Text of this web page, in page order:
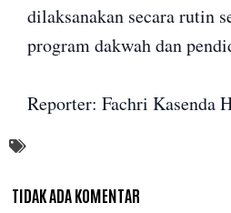
dilaksanakan secara rutin
program dakwah dan
Reporter: Fachri Kasenda
TIDAK ADA KOMENTAR